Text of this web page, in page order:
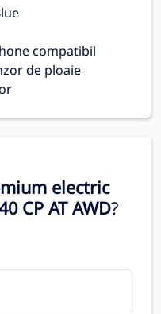
compatibil
de ploaie
electric
CP AT AWD?